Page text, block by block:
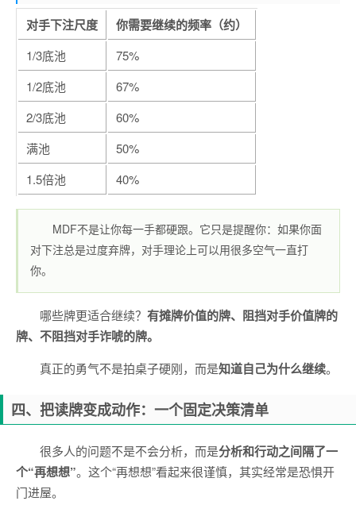
对手下注尺度 你需要继续的频率（约）
1/3底池
75%
1/2底池
67%
2/3底池
60%
满池
50%
1.5倍池
40%
MDF不是让你每一手都硬跟。它只是提醒你：如果你面
对下注总是过度弃牌，对手理论上可以用很多空气一直打
你。
哪些牌更适合继续？ 有摊牌价值的牌、阻挡对手价值牌的
牌、不阻挡对手诈唬的牌。
真正的勇气不是拍桌子硬刚，而是知道自己为什么继续。
四、把读牌变成动作：一个固定决策清单
很多人的问题不是不会分析，而是分析和行动之间隔了一
个“再想想”。这个“再想想”看起来很谨慎，其实经常是恐惧开
门进屋。